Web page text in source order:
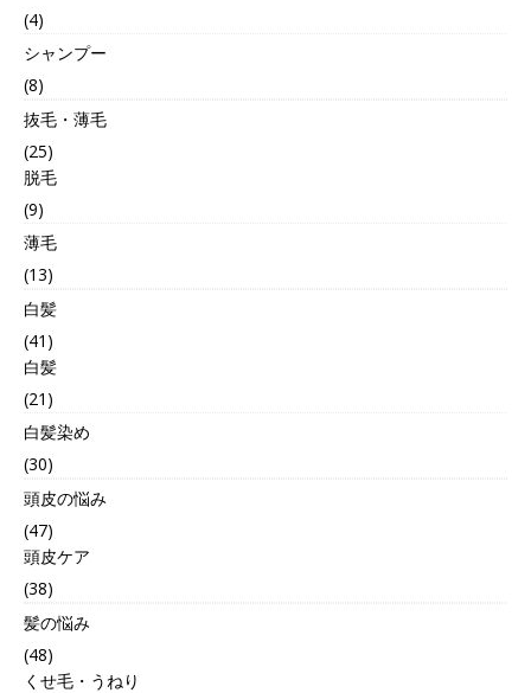
(4)
シャンプー
(8)
抜毛・薄毛
(25)
脱毛
(9)
薄毛
(13)
白髪
(41)
白髪
(21)
白髪染め
(30)
頭皮の悩み
(47)
頭皮ケア
(38)
髪の悩み
(48)
くせ毛・うねり